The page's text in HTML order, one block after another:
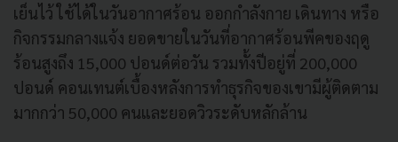
เย็นไว้ ใช้ได้ในวันอากาศร้อน ออกกำลังกาย เดินทาง หรือ
กิจกรรมกลางแจ้ง ยอดขายในวันที่อากาศร้อนพีคของฤดู
ร้อนสูงถึง 15,000 ปอนด์ต่อวัน รวมทั้งปีอยู่ที่ 200,000
ปอนด์ คอนเทนต์เบื้องหลังการทำธุรกิจของเขามีผู้ติดตาม
มากกว่า 50,000 คนและยอดวิวระดับหลักล้าน